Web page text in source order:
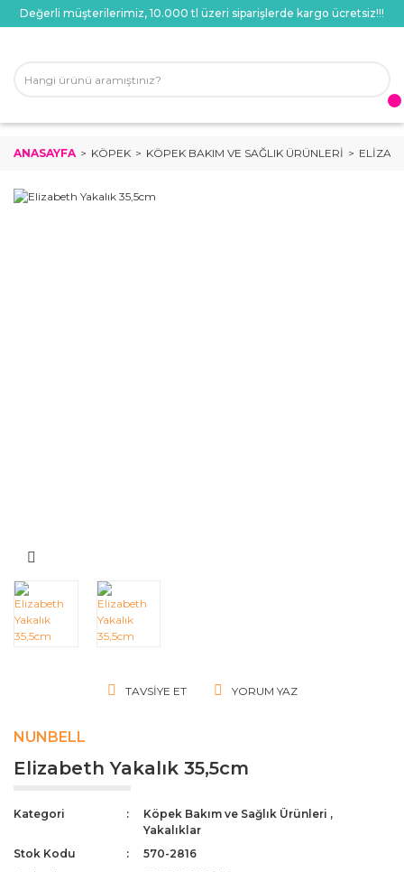
Değerli müşterilerimiz, 10.000 tl üzeri siparişlerde kargo ücretsiz!!!
ANASAYFA KÖPEK KÖPEK BAKIM VE SAĞLIK ÜRÜNLERI
TAVSIYE ET YORUM YAZ
NUNBELL
Elizabeth Yakalık 35,5cm
Kategori Köpek Bakım ve Sağlık Ürünleri ,
Yakalıklar
Stok Kodu
570-2816